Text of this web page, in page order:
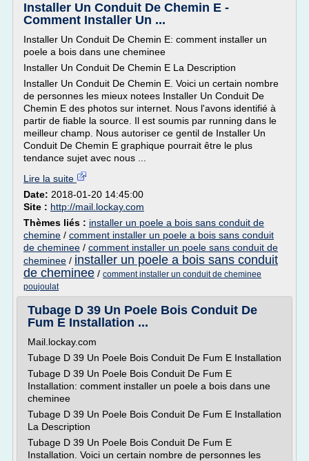
Installer Un Conduit De Chemin E -
Comment Installer Un ...
Installer Un Conduit De Chemin E: comment installer un
poele a bois dans une cheminee
Installer Un Conduit De Chemin E La Description
Installer Un Conduit De Chemin E. Voici un certain nombre
de personnes les mieux notees Installer Un Conduit De
Chemin E des photos sur internet. Nous l'avons identifié à
partir de fiable la source. Il est soumis par running dans le
meilleur champ. Nous autoriser ce gentil de Installer Un
Conduit De Chemin E graphique pourrait être le plus
tendance sujet avec nous ...
Lire la suite
Date: 2018-01-20 14:45:00
Site : http://mail.lockay.com
Thèmes liés : installer un poele a bois sans conduit de
chemine / comment installer un poele a bois sans conduit
de cheminee / comment installer un poele sans conduit de
cheminee / installer un poele a bois sans conduit
de cheminee / comment installer un conduit de cheminee
poujoulat
Tubage D 39 Un Poele Bois Conduit De
Fum E Installation ...
Mail.lockay.com
Tubage D 39 Un Poele Bois Conduit De Fum E Installation
Tubage D 39 Un Poele Bois Conduit De Fum E
Installation: comment installer un poele a bois dans une
cheminee
Tubage D 39 Un Poele Bois Conduit De Fum E Installation
La Description
Tubage D 39 Un Poele Bois Conduit De Fum E
Installation. Voici un certain nombre de personnes les